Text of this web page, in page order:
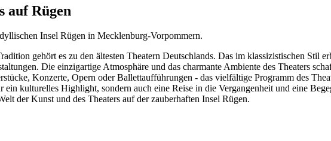
auf Rügen
Insel Rügen in Mecklenburg-Vorpommern.
gehört es zu den ältesten Theatern Deutschlands. Das im klassizistischen Stil
Die einzigartige Atmosphäre und das charmante Ambiente des Theaters
Konzerte, Opern oder Ballettaufführungen - das vielfältige Programm des
kulturelles Highlight, sondern auch eine Reise in die Vergangenheit und eine
der Kunst und des Theaters auf der zauberhaften Insel Rügen.